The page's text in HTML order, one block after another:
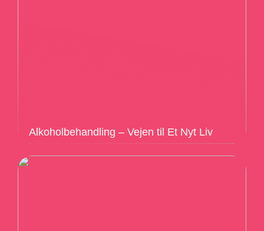
Alkoholbehandling – Vejen til Et Nyt Liv